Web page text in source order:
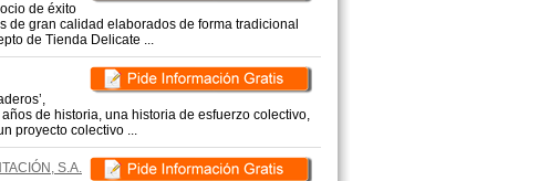
de éxito
de gran calidad elaborados de forma tradicional
de Tienda Delicate ...
de historia, una historia de esfuerzo colectivo,
proyecto colectivo ...
S.A.